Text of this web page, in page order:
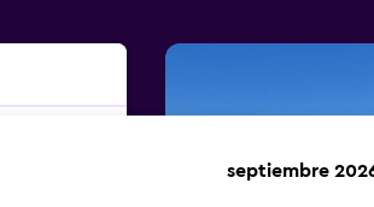
septiembre